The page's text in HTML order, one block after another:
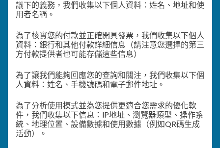
議下的義務，我們收集以下個人資料：姓名、地址和使
用者名稱。
為了核實您的付款並正確開具發票，我們收集以下個人
資料：銀行和其他付款詳細信息（請注意您選擇的第三
方付款提供者也可能存儲這些信息）
為了讓我們能夠回應您的查詢和關注，我們收集以下個
人資料：姓名、手機號碼和電子郵件地址。
為了分析使用模式並為您提供更適合您需求的優化軟
件，我們收集以下信息：IP地址、瀏覽器類型、操作系
統、地理位置、設備數據和使用數據（例如QR碼生成
活動）。